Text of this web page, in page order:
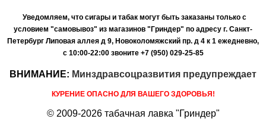
Уведомляем, что сигары и табак могут быть заказаны только с
условием "самовывоз" из магазинов "Гриндер" по адресу г. Санкт-
Петербург Липовая аллея д 9, Новоколомяжский пр. д 4 к 1 ежедневно,
с 10:00-22:00 звоните +7 (950) 029-25-85
ВНИМАНИЕ: Минздравсоцразвития предупреждает
КУРЕНИЕ ОПАСНО ДЛЯ ВАШЕГО ЗДОРОВЬЯ!
© 2009-2026 табачная лавка "Гриндер"